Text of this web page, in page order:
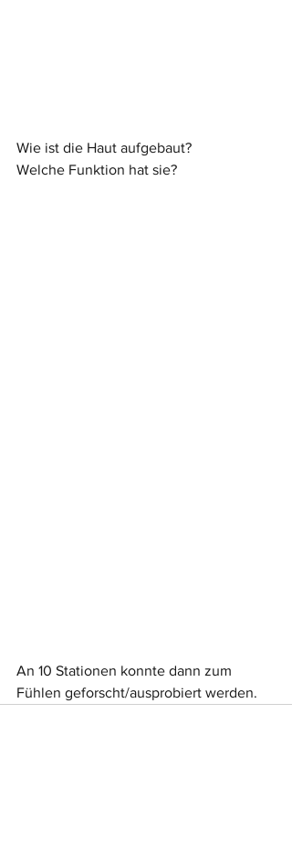
Wie ist die Haut aufgebaut?
Welche Funktion hat sie?
An 10 Stationen konnte dann zum
Fühlen geforscht/ausprobiert werden.